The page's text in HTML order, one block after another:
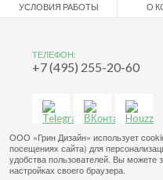
УСЛОВИЯ РАБОТЫ О
ТЕЛЕФОН:
+7 (495) 255-20-60
ООО «Грин Дизайн» использует
посещениях сайта) для
удобства пользователей. Вы можете
настройках своего браузера.